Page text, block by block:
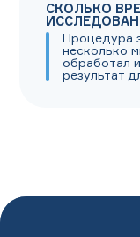
СКОЛЬКО
Процедура
несколько
обработал
результат